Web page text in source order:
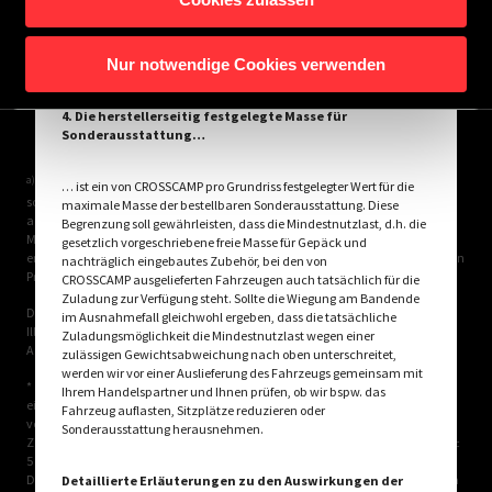
Nur notwendige Cookies verwenden
MODELL AUSWÄHLEN
a)
Es handelt sich um eine unverbindliche Preisempfehlung, die auf den
schweizerischen Verkaufspreisen basiert. Preise in anderen Ländern können
aufgrund der Währungsumrechnung und der länderspezifischen
Mehrwertsteuer, Gebühren und Einfuhrzölle abweichen. Daher wird
empfohlen, einen örtlichen Händler nach den für das jeweilige Land geltenden
Preisen zu fragen, um den aktuellsten Stand zu erfahren.
Die in diesem Fahrzeugkonfigurator dargestellten Bilder dienen lediglich
Illustrationszwecken. Sie können von anderen Modellen oder
Ausstattungsvarianten stammen und abweichen.
* Bei der angegebenen Masse in fahrbereitem Zustand handelt es sich um
einen im Typgenehmigungsverfahren festgelegten Standardwert. Aufgrund
von Fertigungstoleranzen kann die real gewogene Masse in fahrbereitem
Zustand vom oben angegebenen Wert abweichen. Abweichungen von bis zu ±
5 % der Masse in fahrbereitem Zustand sind rechtlich zulässig und möglich.
Die zulässige Spanne in Kilogramm ist im Klammerzusatz hinter der Masse in
4. Die herstellerseitig festgelegte Masse für
Sonderausstattung…
… ist ein von CROSSCAMP pro Grundriss festgelegter Wert für die
maximale Masse der bestellbaren Sonderausstattung. Diese
Begrenzung soll gewährleisten, dass die Mindestnutzlast, d.h. die
gesetzlich vorgeschriebene freie Masse für Gepäck und
nachträglich eingebautes Zubehör, bei den von
CROSSCAMP ausgelieferten Fahrzeugen auch tatsächlich für die
Zuladung zur Verfügung steht. Sollte die Wiegung am Bandende
im Ausnahmefall gleichwohl ergeben, dass die tatsächliche
Zuladungsmöglichkeit die Mindestnutzlast wegen einer
zulässigen Gewichtsabweichung nach oben unterschreitet,
werden wir vor einer Auslieferung des Fahrzeugs gemeinsam mit
Ihrem Handelspartner und Ihnen prüfen, ob wir bspw. das
Fahrzeug auflasten, Sitzplätze reduzieren oder
Sonderausstattung herausnehmen.
Detaillierte Erläuterungen zu den Auswirkungen der